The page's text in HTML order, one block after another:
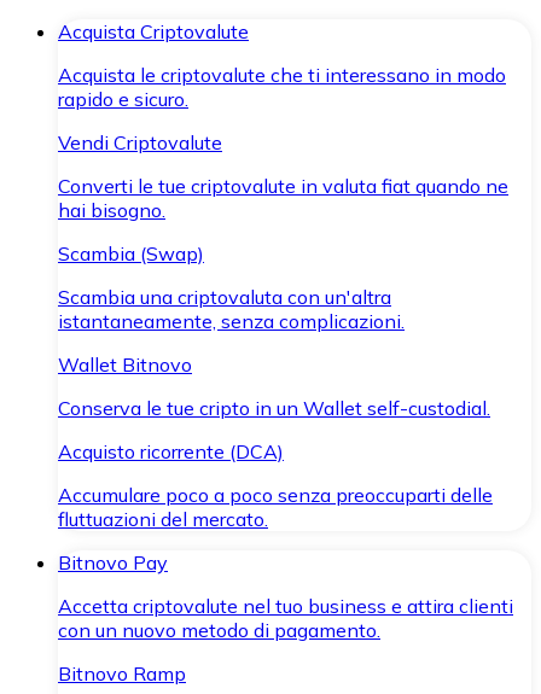
Acquista Criptovalute
Acquista le criptovalute che ti interessano in modo
rapido e sicuro.
Vendi Criptovalute
Converti le tue criptovalute in valuta fiat quando ne
hai bisogno.
Scambia (Swap)
Scambia una criptovaluta con un'altra
istantaneamente, senza complicazioni.
Wallet Bitnovo
Conserva le tue cripto in un Wallet self-custodial.
Acquisto ricorrente (DCA)
Accumulare poco a poco senza preoccuparti delle
fluttuazioni del mercato.
Bitnovo Pay
Accetta criptovalute nel tuo business e attira clienti
con un nuovo metodo di pagamento.
Bitnovo Ramp